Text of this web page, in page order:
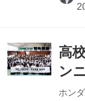
ホン
峰〜
ング
しん
高
ン
モ
ホン